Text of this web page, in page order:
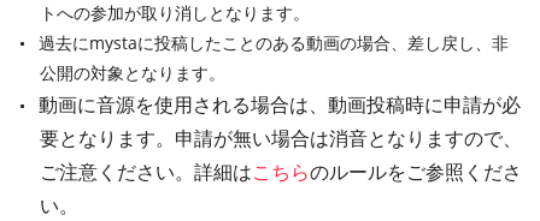
トへの参加が取り消しとなります。
過去にmystaに投稿したことのある動画の場合、差し戻し、非
公開の対象となります。
動画に音源を使用される場合は、動画投稿時に申請が必
要となります。申請が無い場合は消音となりますので、
ご注意ください。詳細はこちらのルールをご参照くださ
い。